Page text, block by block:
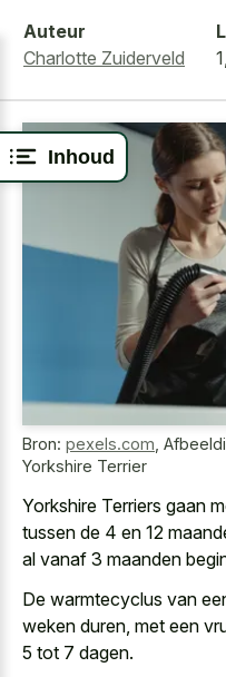
Inhoud
Auteur
Charlotte Zuiderveld
Bron: pexels.com
Yorkshire Terrier
Yorkshire Terriers gaan
tussen de 4 en 12
al vanaf 3 maanden
De warmtecyclus van
weken duren, met een
5 tot 7 dagen.